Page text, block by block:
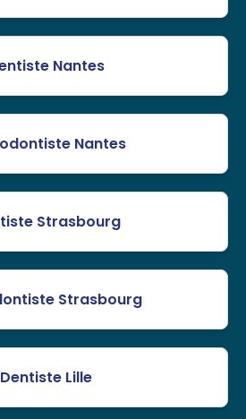
Nantes
Nantes
Strasbourg
Strasbourg
Dentiste Lille